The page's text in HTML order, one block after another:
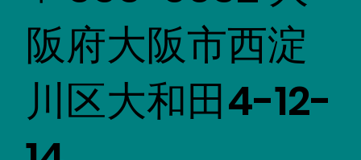
阪府大阪市西淀
川区大和田4-12-